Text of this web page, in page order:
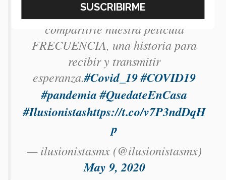
abrumadores, por eso queremos
compartirte nuestra película
FRECUENCIA, una historia para
recibir y transmitir
esperanza.#Covid_19#COVID19
#pandemia #QuedateEnCasa
#Ilusionistashttps://t.co/v7P3ndDqH
p
— ilusionistasmx (@ilusionistasmx)
May 9, 2020